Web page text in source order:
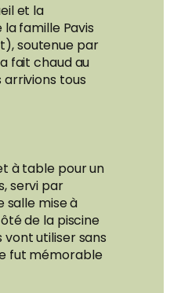
et la
famille Pavis
soutenue par
fait chaud au
tous
à table pour un
servi par
salle mise à
de la piscine
utiliser sans
fut mémorable